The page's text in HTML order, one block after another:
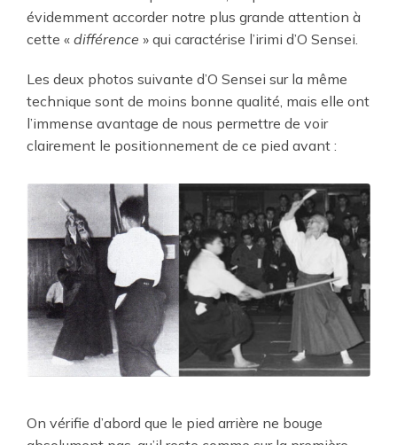
évidemment accorder notre plus grande attention à
cette « différence » qui caractérise l’irimi d’O Sensei.
Les deux photos suivante d’O Sensei sur la même
technique sont de moins bonne qualité, mais elle ont
l’immense avantage de nous permettre de voir
clairement le positionnement de ce pied avant :
On vérifie d’abord que le pied arrière ne bouge